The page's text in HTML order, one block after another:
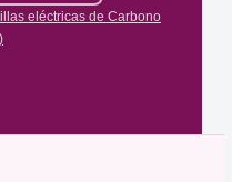
eléctricas de Carbono